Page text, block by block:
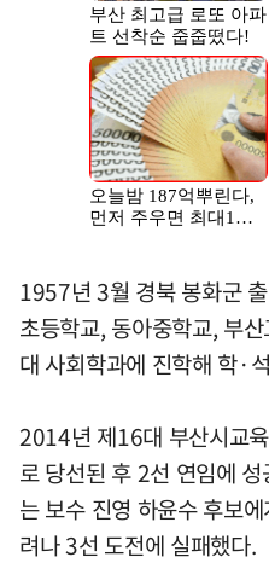
1957년 3월 경북 봉화군
초등학교, 동아중학교, 부
대 사회학과에 진학해 학·
2014년 제16대 부산시교
로 당선된 후 2선 연임에
는 보수 진영 하윤수 후보
려나 3선 도전에 실패했다.